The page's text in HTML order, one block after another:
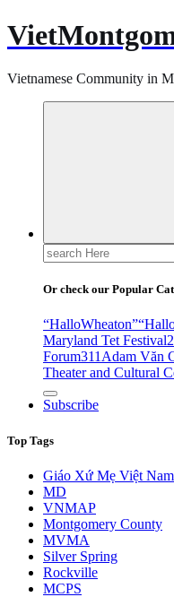
Vietnamese Community in
Search
for:
Or check our Popular
“HalloWheaton”
Maryland Tet Festival
Forum311Adam Văn
Theater and Cultural
Subscribe
Top Tags
Giáo Xứ Mẹ Việt Nam
MD
VNMAP
Montgomery County
MVMA
Silver Spring
Rockville
MCPS